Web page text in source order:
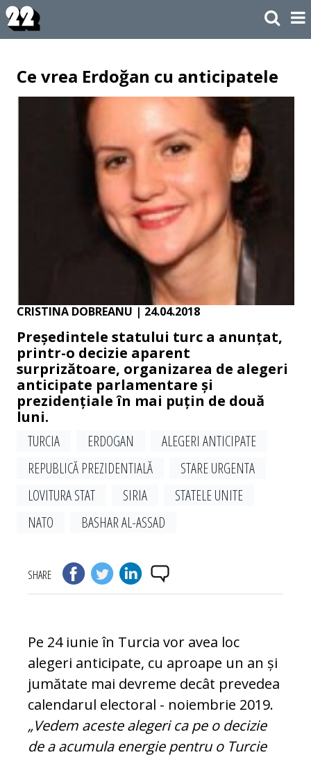
Ce vrea Erdoğan cu anticipatele
CRISTINA DOBREANU | 24.04.2018
Președintele statului turc a anunțat,
printr-o decizie aparent
surprizătoare, organizarea de alegeri
anticipate parlamentare și
prezidențiale în mai puțin de două
luni.
TURCIA
ERDOGAN
ALEGERI ANTICIPATE
REPUBLICĂ PREZIDENTIALĂ
STARE URGENTA
LOVITURA STAT
SIRIA
STATELE UNITE
NATO
BASHAR AL-ASSAD
SHARE
Pe 24 iunie în Turcia vor avea loc
alegeri anticipate, cu aproape un an și
jumătate mai devreme decât prevedea
calendarul electoral - noiembrie 2019.
„Vedem aceste alegeri ca pe o decizie
de a acumula energie pentru o Turcie